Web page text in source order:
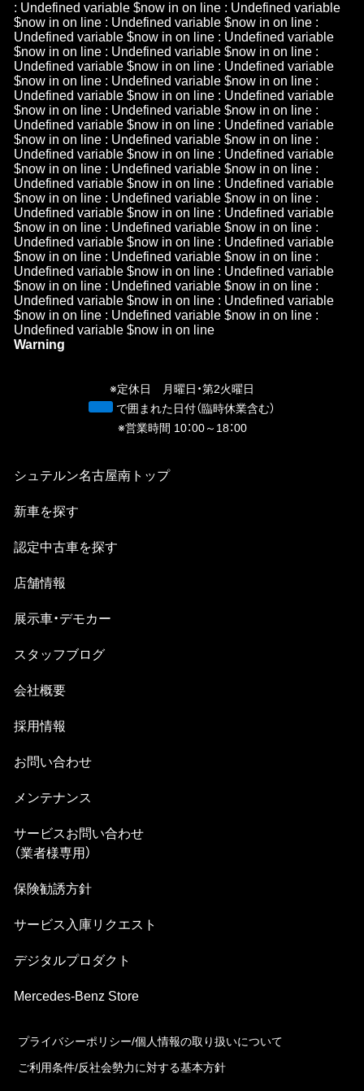
: Undefined variable $now inon line : Undefined variable
$now inon line : Undefined variable $now inon line :
Undefined variable $now inon line : Undefined variable
$now inon line : Undefined variable $now inon line :
Undefined variable $now inon line : Undefined variable
$now inon line : Undefined variable $now inon line :
Undefined variable $now inon line : Undefined variable
$now inon line : Undefined variable $now inon line :
Undefined variable $now inon line : Undefined variable
$now inon line : Undefined variable $now inon line :
Undefined variable $now inon line : Undefined variable
$now inon line : Undefined variable $now inon line :
Undefined variable $now inon line : Undefined variable
$now inon line : Undefined variable $now inon line :
Undefined variable $now inon line : Undefined variable
$now inon line : Undefined variable $now inon line :
Undefined variable $now inon line : Undefined variable
$now inon line : Undefined variable $now inon line :
Undefined variable $now inon line : Undefined variable
$now inon line : Undefined variable $now inon line :
Undefined variable $now inon line : Undefined variable
$now inon line : Undefined variable $now inon line :
Undefined variable $now inon line
Warning
※定休日 月曜日・第2火曜日
青
で囲まれた日付（臨時休業含む）
※営業時間 10：00～18：00
シュテルン名古屋南 トップ
新⾞を探す
認定中古⾞を探す
店舗情報
展示車・デモカー
スタッフブログ
会社概要
採⽤情報
お問い合わせ
メンテナンス
サービスお問い合わせ
（業者様専⽤）
保険勧誘方針
サービス⼊庫リクエスト
デジタルプロダクト
Mercedes-Benz Store
プライバシーポリシー/個⼈情報の取り扱いについて
ご利⽤条件/反社会勢⼒に対する基本⽅針